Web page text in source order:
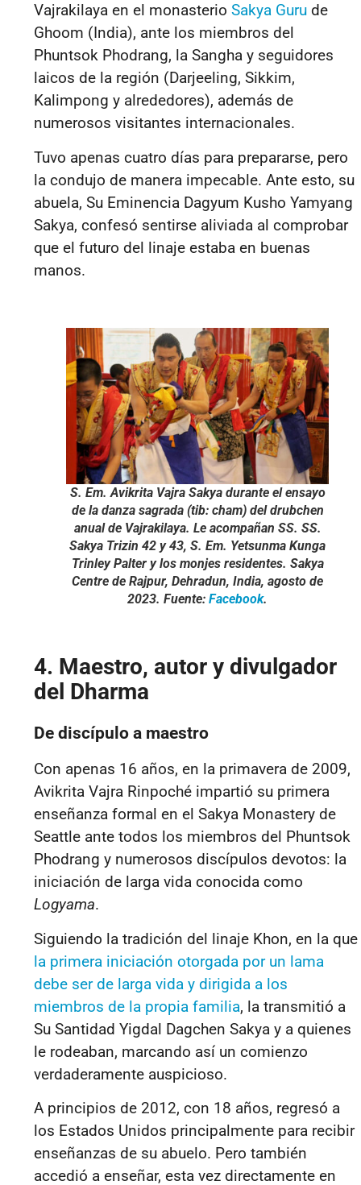
Vajrakilaya en el monasterio Sakya Guru de
Ghoom (India), ante los miembros del
Phuntsok Phodrang, la Sangha y seguidores
laicos de la región (Darjeeling, Sikkim,
Kalimpong y alrededores), además de
numerosos visitantes internacionales.
Tuvo apenas cuatro días para prepararse, pero
la condujo de manera impecable. Ante esto, su
abuela, Su Eminencia Dagyum Kusho Yamyang
Sakya, confesó sentirse aliviada al comprobar
que el futuro del linaje estaba en buenas
manos.
S. Em. Avikrita Vajra Sakya durante el ensayo
de la danza sagrada (tib: cham) deldrubchen
anual de Vajrakilaya. Le acompañan SS. SS.
Sakya Trizin 42 y 43, S. Em. Yetsunma Kunga
Trinley Palter y los monjes residentes. Sakya
Centre de Rajpur, Dehradun, India, agosto de
2023. Fuente: Facebook.
4. Maestro, autor y divulgador
del Dharma
De discípulo a maestro
Con apenas 16 años, en la primavera de 2009,
Avikrita Vajra Rinpoché impartió su primera
enseñanza formal en el Sakya Monastery de
Seattle ante todos los miembros del Phuntsok
Phodrang y numerosos discípulos devotos: la
iniciación de larga vida conocida como
Logyama.
Siguiendo la tradición del linaje Khon, en la que
la primera iniciación otorgada por un lama
debe ser de larga vida y dirigida a los
miembros de la propia familia, la transmitió a
Su Santidad Yigdal Dagchen Sakya y a quienes
le rodeaban, marcando así un comienzo
verdaderamente auspicioso.
A principios de 2012, con 18 años, regresó a
los Estados Unidos principalmente para recibir
enseñanzas de su abuelo. Pero también
accedió a enseñar, esta vez directamente en